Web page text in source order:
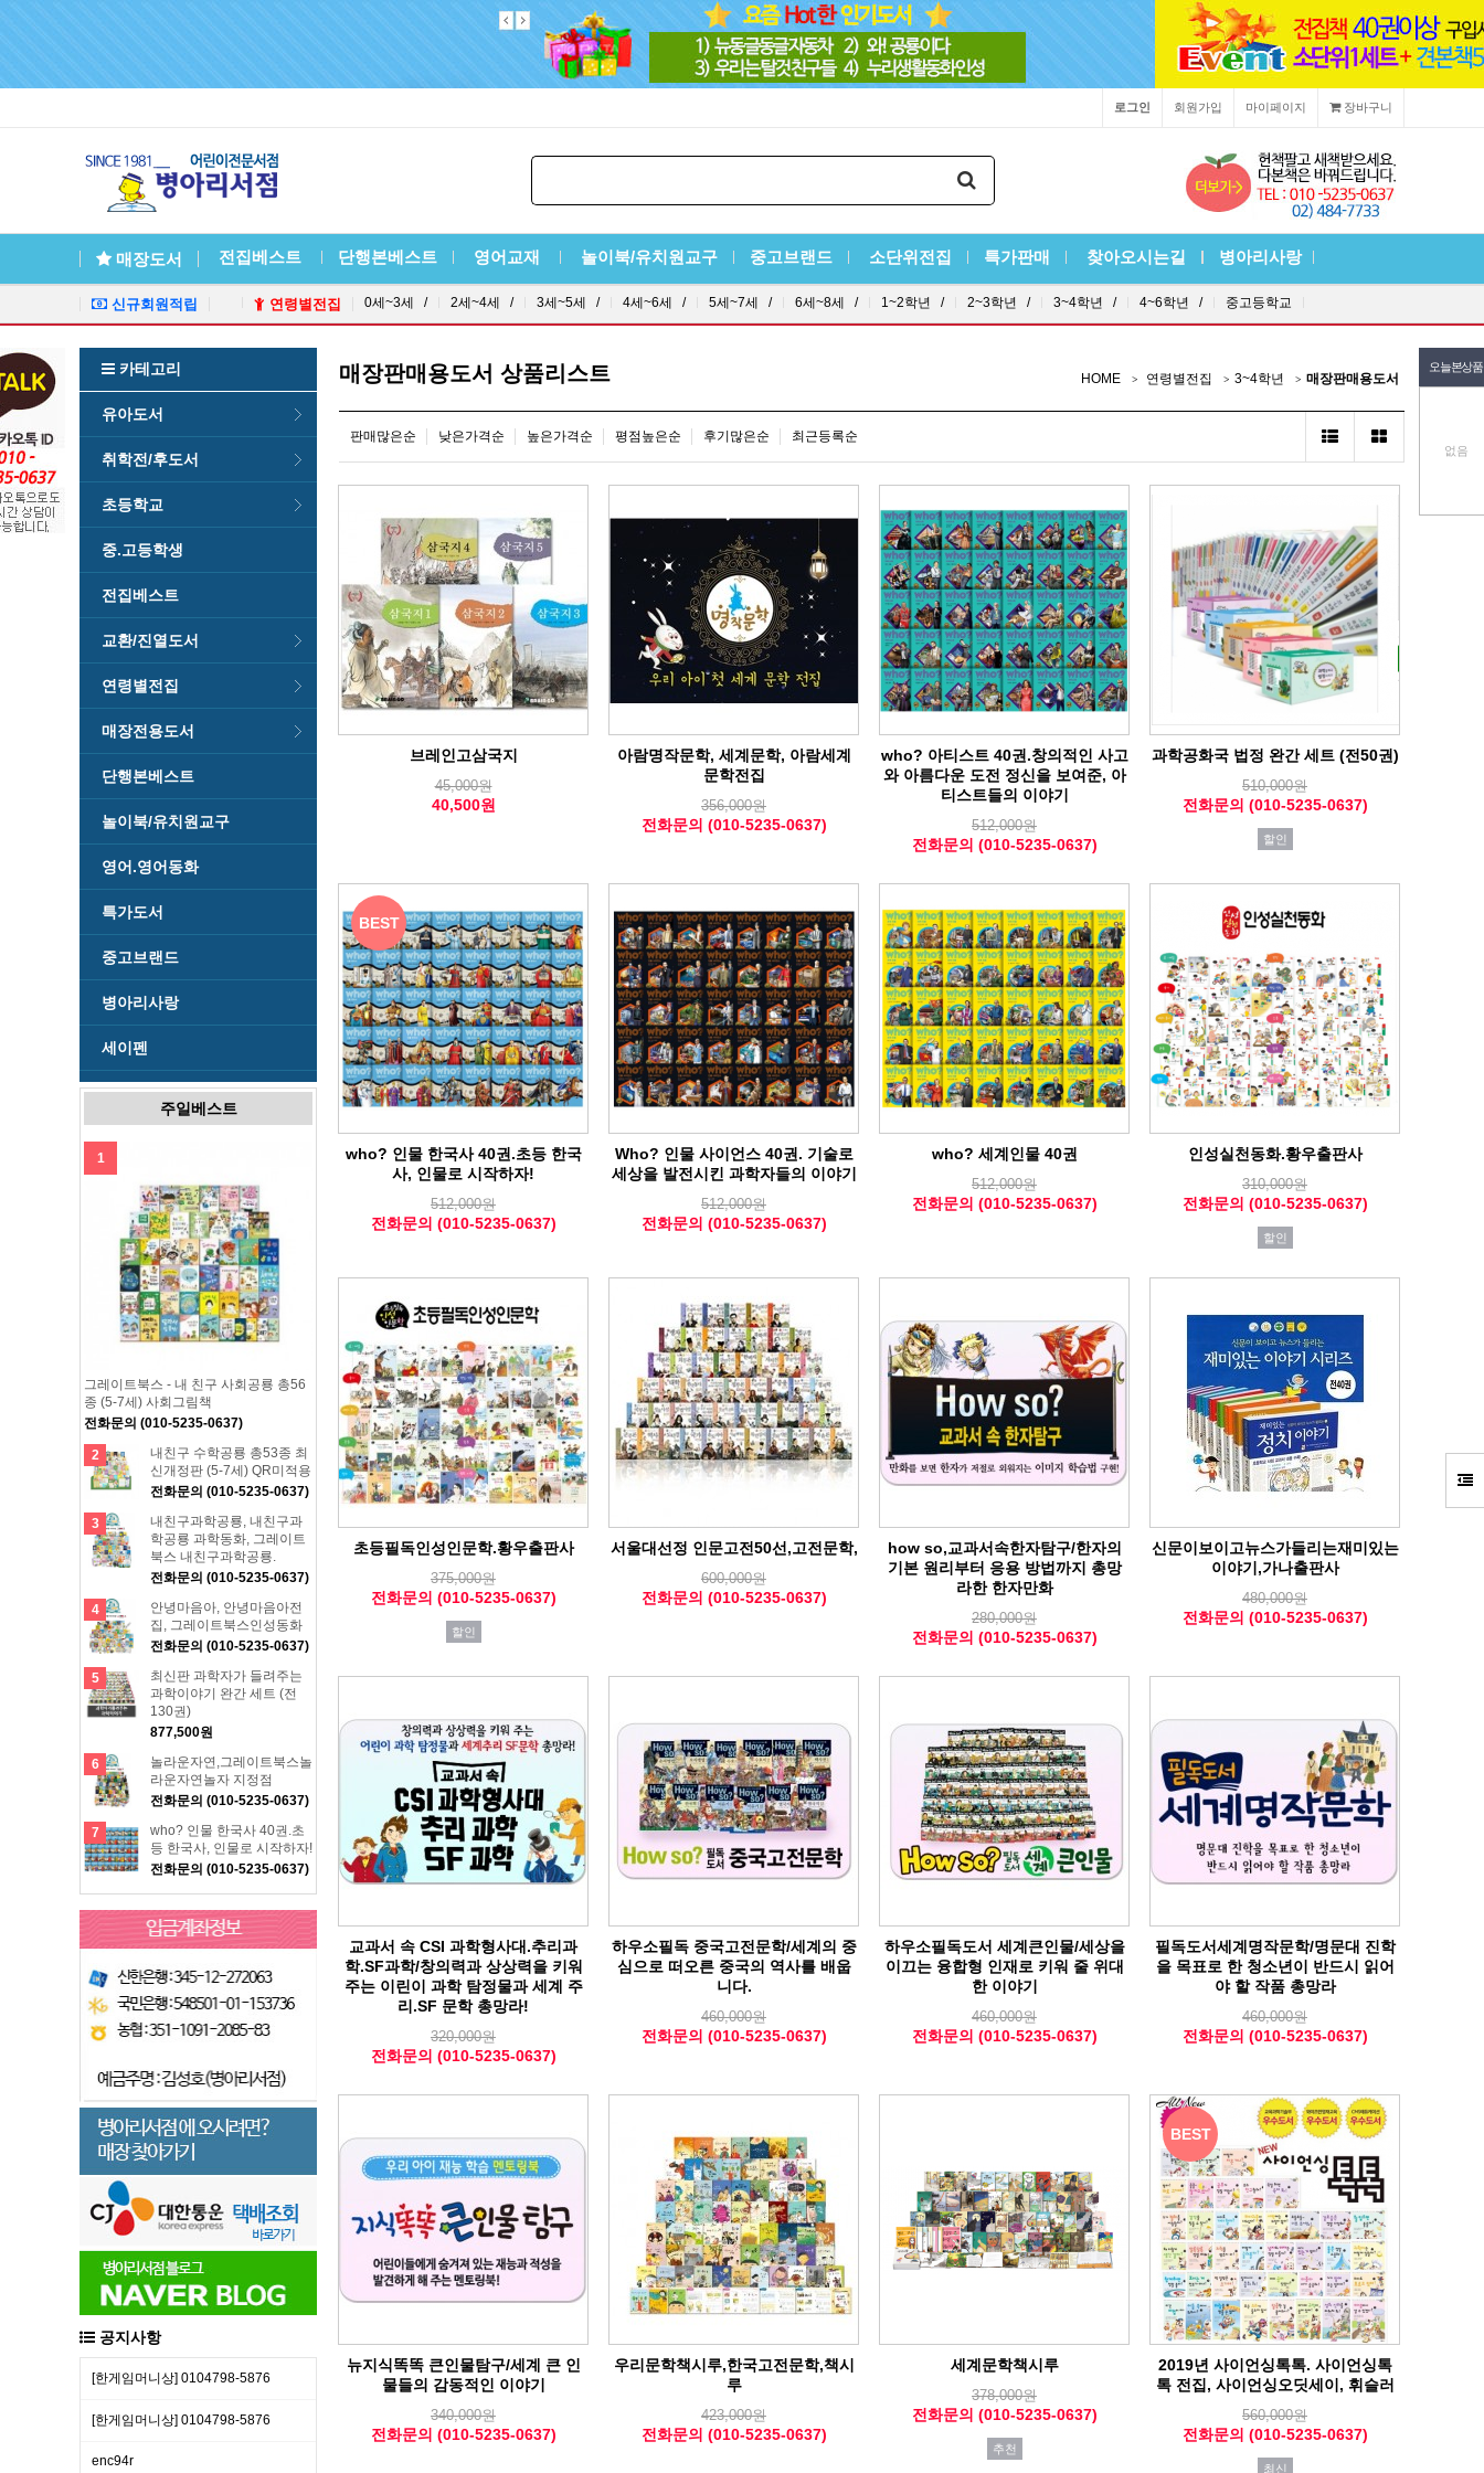
장바구니
마이페이지
회원가입
로그인
매장도서 전집베스트 단행본베스트 영어교재 놀이북/유치원교구 중고브랜드 소단위전집 특가판매 찾아오시는길 병아리사랑
신규회원적립 연령별전집 0세~3세 / 2세~4세 / 3세~5세 / 4세~6세 / 5세~7세 / 6세~8세 / 1~2학년 / 2~3학년 / 3~4학년 / 4~6학년 / 중고등학교
카테고리
유아도서
취학전/후도서
초등학교
중.고등학생
전집베스트
교환/진열도서
연령별전집
매장전용도서
단행본베스트
놀이북/유치원교구
영어.영어동화
특가도서
중고브랜드
병아리사랑
세이펜
주일베스트
1
그레이트북스 - 내 친구 사회공룡 총56
종 (5-7세) 사회그림책
전화문의 (010-5235-0637)
2
내친구 수학공룡 총53종 최
신개정판 (5-7세) QR미적용
전화문의 (010-5235-0637)
3
내친구과학공룡, 내친구과
학공룡 과학동화, 그레이트
북스 내친구과학공룡.
전화문의 (010-5235-0637)
4
안녕마음아, 안녕마음아전
집, 그레이트북스인성동화
전화문의 (010-5235-0637)
5
최신판 과학자가 들려주는
과학이야기 완간 세트 (전
130권)
877,500원
6
놀라운자연,그레이트북스놀
라운자연놀자 지정점
전화문의 (010-5235-0637)
7
who? 인물 한국사 40권.초
등 한국사, 인물로 시작하자!
전화문의 (010-5235-0637)
공지사항
[한​게임​머니​상] 01​04​79​8-​58​76
[한​게임​머니​상] 01​04​79​8-​58​76
enc94r
오늘본상품
없음
매장판매용도서 상품리스트 HOME 연령별전집 3~4학년 매장판매용도서
판매많은순 낮은가격순 높은가격순 평점높은순 후기많은순 최근등록순
브레인고삼국지
45,000원
40,500원
아람명작문학, 세계문학, 아람세계
문학전집
356,000원
전화문의 (010-5235-0637)
who? 아티스트 40권.창의적인 사고
와 아름다운 도전 정신을 보여준, 아
티스트들의 이야기
512,000원
전화문의 (010-5235-0637)
과학공화국 법정 완간 세트 (전50권)
510,000원
전화문의 (010-5235-0637)
할인
who? 인물 한국사 40권.초등 한국
사, 인물로 시작하자!
512,000원
전화문의 (010-5235-0637)
BEST
Who? 인물 사이언스 40권. 기술로
세상을 발전시킨 과학자들의 이야기
512,000원
전화문의 (010-5235-0637)
who? 세계인물 40권
512,000원
전화문의 (010-5235-0637)
인성실천동화.황우출판사
310,000원
전화문의 (010-5235-0637)
할인
초등필독인성인문학.황우출판사
375,000원
전화문의 (010-5235-0637)
할인
서울대선정 인문고전50선,고전문학,
600,000원
전화문의 (010-5235-0637)
how so,교과서속한자탐구/한자의
기본 원리부터 응용 방법까지 총망
라한 한자만화
280,000원
전화문의 (010-5235-0637)
신문이보이고뉴스가들리는재미있는
이야기,가나출판사
480,000원
전화문의 (010-5235-0637)
교과서 속 CSI 과학형사대.추리과
학.SF과학/창의력과 상상력을 키워
주는 이린이 과학 탐정물과 세계 주
리.SF 문학 총망라!
320,000원
전화문의 (010-5235-0637)
하우소필독 중국고전문학/세계의 중
심으로 떠오른 중국의 역사를 배웁
니다.
460,000원
전화문의 (010-5235-0637)
하우소필독도서 세계큰인물/세상을
이끄는 융합형 인재로 키워 줄 위대
한 이야기
460,000원
전화문의 (010-5235-0637)
필독도서세계명작문학/명문대 진학
을 목표로 한 청소년이 반드시 읽어
야 할 작품 총망라
460,000원
전화문의 (010-5235-0637)
뉴지식똑똑 큰인물탐구/세계 큰 인
물들의 감동적인 이야기
340,000원
전화문의 (010-5235-0637)
우리문학책시루,한국고전문학,책시
루
423,000원
전화문의 (010-5235-0637)
세계문학책시루
378,000원
전화문의 (010-5235-0637)
추천
2019년 사이언싱톡톡. 사이언싱톡
톡 전집, 사이언싱오딧세이, 휘슬러
560,000원
전화문의 (010-5235-0637)
최신
BEST